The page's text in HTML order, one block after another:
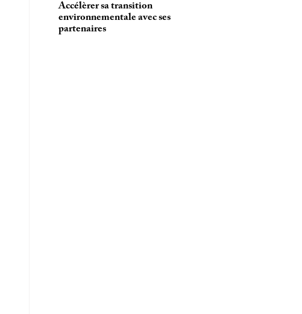
Accélèrer sa transition
environnementale avec ses
partenaires